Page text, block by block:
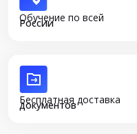
Обучение по всей
России
Бесплатная доставка
документов